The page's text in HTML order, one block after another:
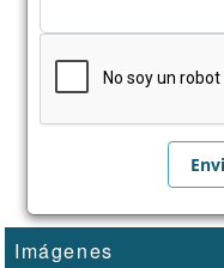
Imágenes